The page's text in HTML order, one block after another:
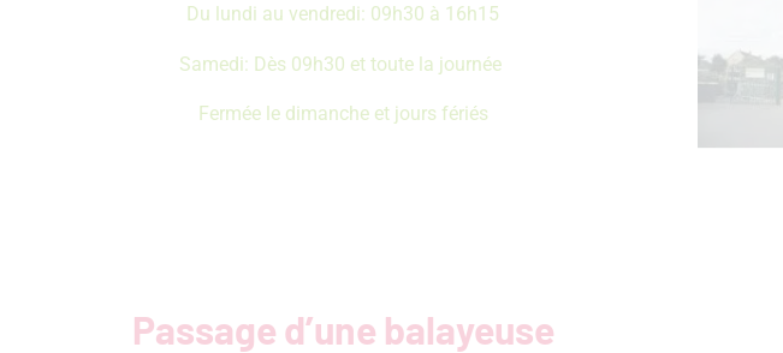
Du lundi au vendredi: 09h30 à 16h15
Samedi: Dès 09h30 et toute la journée
Fermée le dimanche et jours fériés
Passage d’une balayeuse